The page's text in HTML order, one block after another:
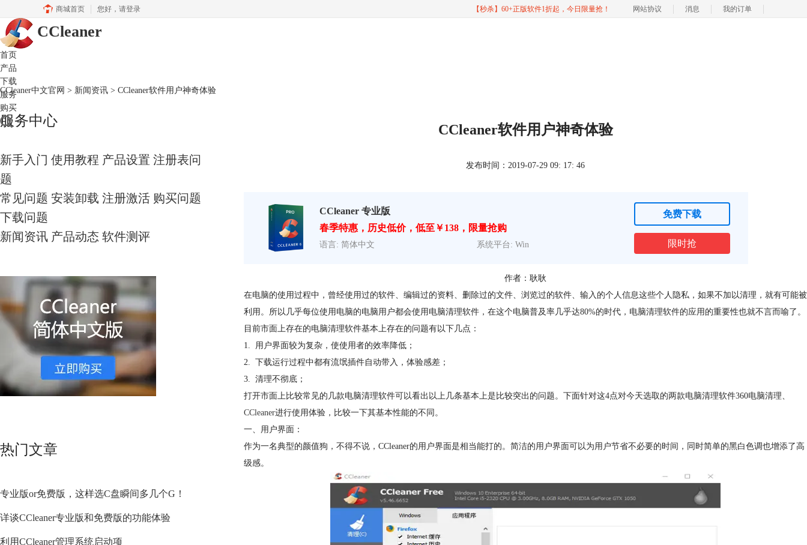
商城首页 您好， 请登录 【秒杀】60+正版软件1折起，今日限量抢！ 网站协议 消息 我的订单
CCleaner
首页
产品
下载
服务
购买
CCleaner中文官网 > 新闻资讯 > CCleaner软件用户神奇体验
服务中心
新手入门 使用教程 产品设置 注册表问
题
常见问题 安装卸载 注册激活 购买问题
下载问题
新闻资讯 产品动态 软件测评
热门文章
专业版or免费版，这样选C盘瞬间多几个G！
详谈CCleaner专业版和免费版的功能体验
利用CCleaner管理系统启动项
CCleaner软件用户神奇体验
发布时间：2019-07-29 09: 17: 46
CCleaner 专业版
春季特惠，历史低价，低至￥138，限量抢购
语言: 简体中文 系统平台: Win
免费下载
限时抢
作者：耿耿
在电脑的使用过程中，曾经使用过的软件、编辑过的资料、删除过的文件、浏览过的软件、输入的个人信息这些个人隐私，如果不加以清理，就有可能被
利用。所以几乎每位使用电脑的电脑用户都会使用电脑清理软件，在这个电脑普及率几乎达80%的时代，电脑清理软件的应用的重要性也就不言而喻了。
目前市面上存在的电脑清理软件基本上存在的问题有以下几点：
1. 用户界面较为复杂，使使用者的效率降低；
2. 下载运行过程中都有流氓插件自动带入，体验感差；
3. 清理不彻底；
打开市面上比较常见的几款电脑清理软件可以看出以上几条基本上是比较突出的问题。下面针对这4点对今天选取的两款电脑清理软件360电脑清理、
CCleaner进行使用体验，比较一下其基本性能的不同。
一、用户界面：
作为一名典型的颜值狗，不得不说，CCleaner的用户界面是相当能打的。简洁的用户界面可以为用户节省不必要的时间，同时简单的黑白色调也增添了高
级感。